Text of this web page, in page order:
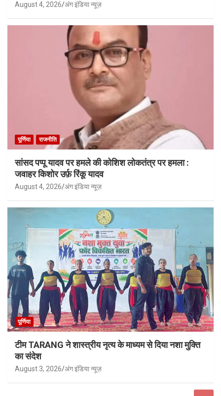
August 4, 2026 अंग इंडिया न्यूज़
पूर्णिया राजनीति
सांसद पप्पू यादव पर हमले की कोशिश लोकतंत्र पर हमला :
जवाहर किशोर उर्फ़ रिंकू यादव
August 4, 2026 अंग इंडिया न्यूज़
पूर्णिया
टीम TARANG ने शास्त्रीय नृत्य के माध्यम से दिया नशा मुक्ति
का संदेश
August 3, 2026 अंग इंडिया न्यूज़